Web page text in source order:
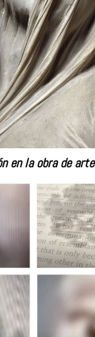
en la obra de arte